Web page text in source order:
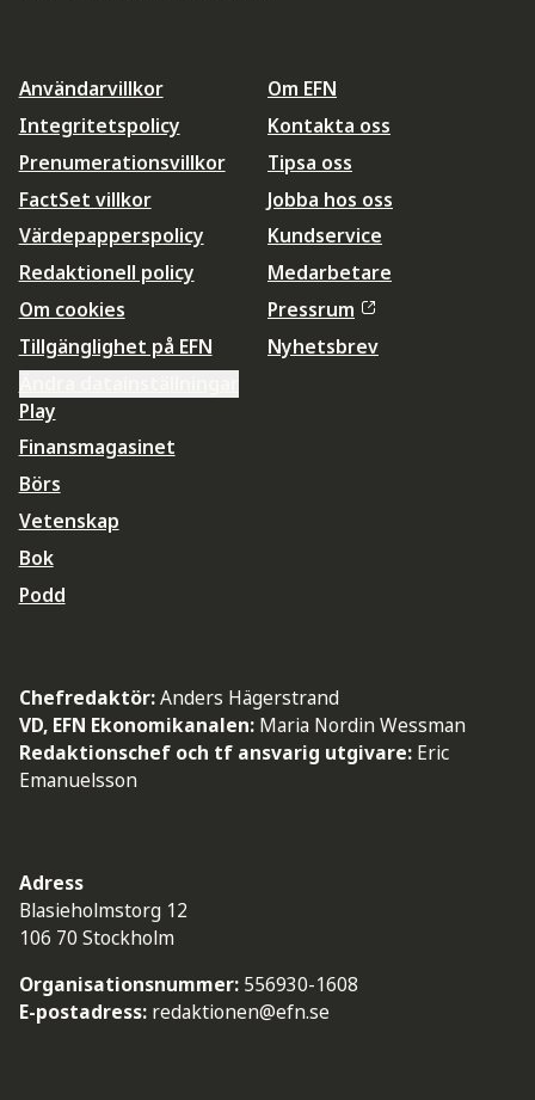
Användarvillkor
Integritetspolicy
Prenumerationsvillkor
FactSet villkor
Värdepapperspolicy
Redaktionell policy
Om cookies
Tillgänglighet på EFN
Om EFN
Kontakta oss
Tipsa oss
Jobba hos oss
Kundservice
Medarbetare
Pressrum
Nyhetsbrev
Play
Finansmagasinet
Börs
Vetenskap
Bok
Podd
Chefredaktör:Anders Hägerstrand
VD, EFN Ekonomikanalen: Maria Nordin Wessman
Redaktionschef och tf ansvarig utgivare: Eric
Emanuelsson
Adress
Blasieholmstorg 12
106 70 Stockholm
Organisationsnummer: 556930-1608
E-postadress: redaktionen@efn.se